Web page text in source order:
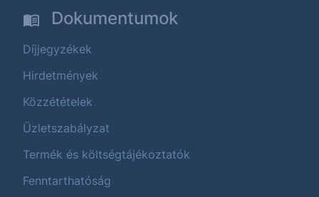
Dokumentumok
Díjjegyzékek
Hirdetmények
Közzétételek
Üzletszabályzat
Termék és költségtájékoztatók
Fenntarthatóság